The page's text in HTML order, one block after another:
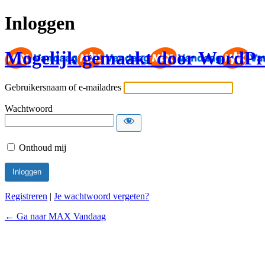
Inloggen
Mogelijk gemaakt door
Gebruikersnaam of e-mailadres
Wachtwoord
Onthoud mij
Registreren | Je wachtwoord vergeten?
← Ga naar MAX Vandaag